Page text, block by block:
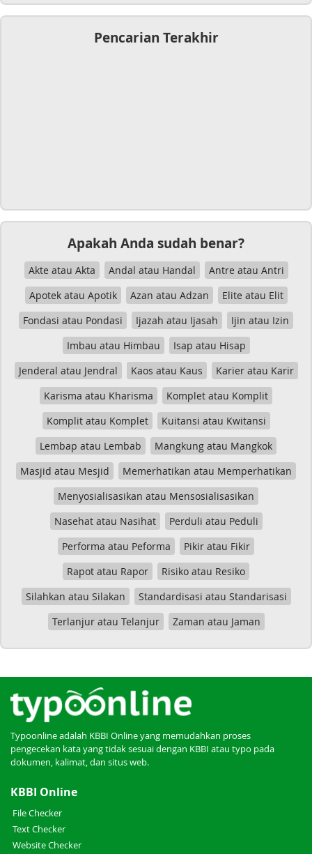
Pencarian Terakhir
Apakah Anda sudah benar?
Akte atau Akta Andal atau Handal
Antre atau Antri
Apotek atau Apotik
Azan atau Adzan
Elite atau Elit
Fondasi atau Pondasi
Ijazah atau Ijasah
Ijin atau Izin
Imbau atau Himbau
Isap atau Hisap
Jenderal atau Jendral
Kaos atau Kaus
Karier atau Karir
Karisma atau Kharisma
Komplet atau Komplit
Komplit atau Komplet
Kuitansi atau Kwitansi
Lembap atau Lembab
Mangkung atau Mangkok
Masjid atau Mesjid
Memerhatikan atau Memperhatikan
Menyosialisasikan atau Mensosialisasikan
Nasehat atau Nasihat
Perduli atau Peduli
Performa atau Peforma
Pikir atau Fikir
Rapot atau Rapor
Risiko atau Resiko
Silahkan atau Silakan
Standardisasi atau Standarisasi
Terlanjur atau Telanjur
Zaman atau Jaman
Typoonline adalah KBBI Online yang memudahkan proses
pengecekan kata yang tidak sesuai dengan KBBI atau typo pada
dokumen, kalimat, dan situs web.
KBBI Online
File Checker
Text Checker
Website Checker